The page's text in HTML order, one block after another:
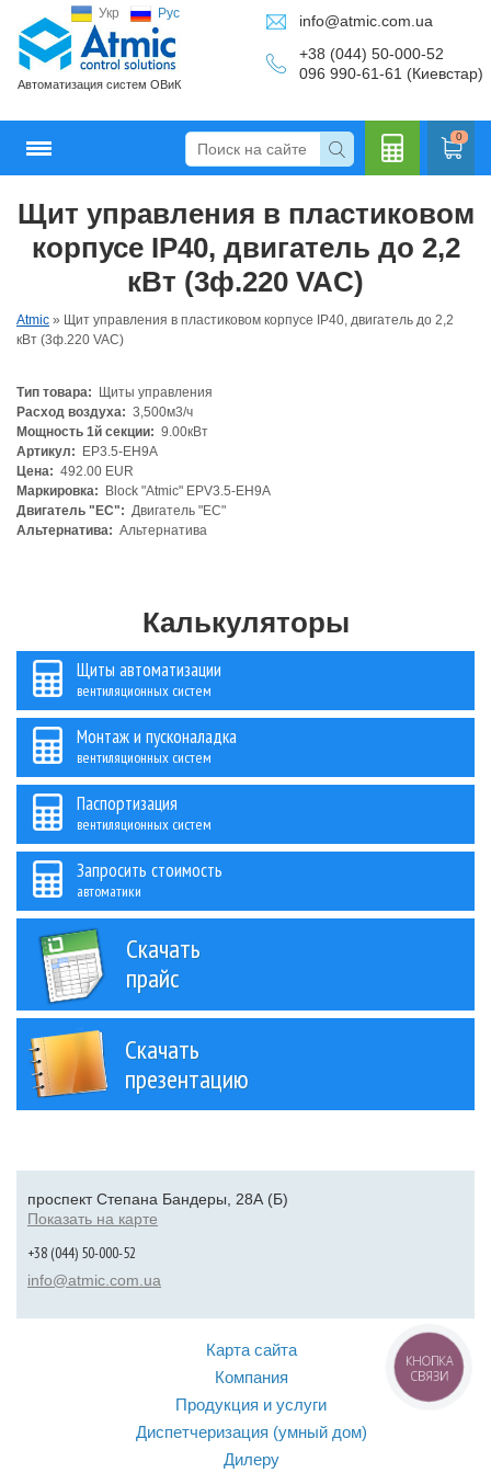
Укр Рус
Автоматизация систем ОВиК
info@atmic.com.ua
+38 (044) 50-000-52
096 990-61-61 (Киевстар)
0
Щит управления в пластиковом
корпусе IP40, двигатель до 2,2
кВт (3ф.220 VAC)
Atmic » Щит управления в пластиковом корпусе IP40, двигатель до 2,2
кВт (3ф.220 VAC)
Тип товара:
Щиты управления
Расход воздуха: 3,500м3/ч
Мощность 1й секции: 9.00кВт
Артикул:
EP3.5-EH9A
Цена: 492.00 EUR
Маркировка:
Block "Atmic" EPV3.5-EH9A
Двигатель "ЕС": Двигатель "ЕС"
Альтернатива: Альтернатива
Калькуляторы
Щиты автоматизации
вентиляционных систем
Монтаж и пусконаладка
вентиляционных систем
Паспортизация
вентиляционных систем
Запросить стоимость
автоматики
Скачать
прайс
Скачать
презентацию
проспект Степана Бандеры, 28А (Б)
Показать на карте
+38 (044) 50-000-52
info@atmic.com.ua
Карта сайта
Компания
Продукция и услуги
Диспетчеризация (умный дом)
Дилеру
КНОПКА
СВЯЗИ